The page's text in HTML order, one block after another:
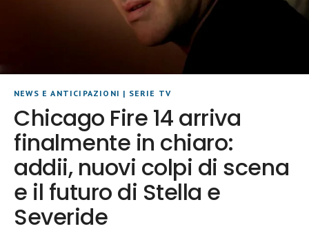
NEWS E ANTICIPAZIONI | SERIE TV
Chicago Fire 14 arriva
finalmente in chiaro:
addii, nuovi colpi di scena
e il futuro di Stella e
Severide